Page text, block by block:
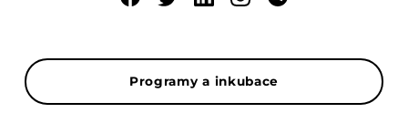
Programy a inkubace